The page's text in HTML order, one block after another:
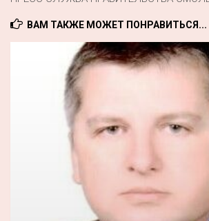
ВАМ ТАКЖЕ МОЖЕТ ПОНРАВИТЬСЯ...